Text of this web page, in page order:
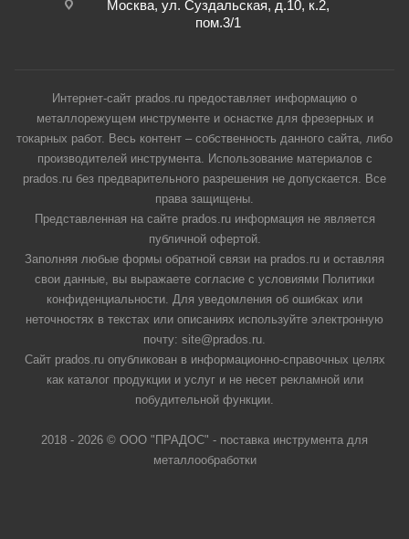
Москва, ул. Суздальская, д.10, к.2,
пом.3/1
Интернет-сайт prados.ru предоставляет информацию о
металлорежущем инструменте и оснастке для фрезерных и
токарных работ. Весь контент – собственность данного сайта, либо
производителей инструмента. Использование материалов с
prados.ru без предварительного разрешения не допускается. Все
права защищены.
Представленная на сайте prados.ru информация не является
публичной офертой.
Заполняя любые формы обратной связи на prados.ru и оставляя
свои данные, вы выражаете согласие с условиями Политики
конфиденциальности. Для уведомления об ошибках или
неточностях в текстах или описаниях используйте электронную
почту: site@prados.ru.
Сайт prados.ru опубликован в информационно-справочных целях
как каталог продукции и услуг и не несет рекламной или
побудительной функции.
2018 - 2026 © ООО "ПРАДОС" - поставка инструмента для
металлообработки